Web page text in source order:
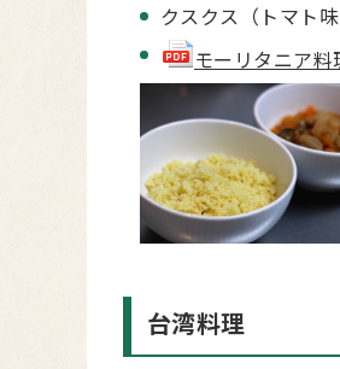
クスクス（トマト味
モーリタニア料
台湾料理